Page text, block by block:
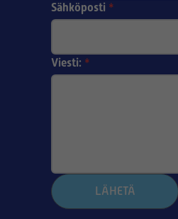
Sähköposti *
Viesti: *
LÄHETÄ